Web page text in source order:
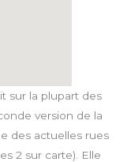
sur la plupart des
version de la
des actuelles rues
2 sur carte). Elle